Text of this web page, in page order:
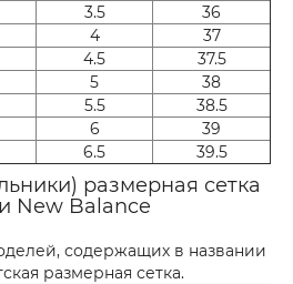
3.5
36
4
37
4.5
37.5
5
38
5.5
38.5
6
39
6.5 39.5
размерная сетка
New Balance
содержащих в названии
размерная сетка.